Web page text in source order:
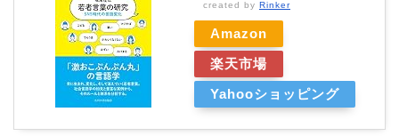
created by Rinker
Amazon
楽天市場
Yahooショッピング